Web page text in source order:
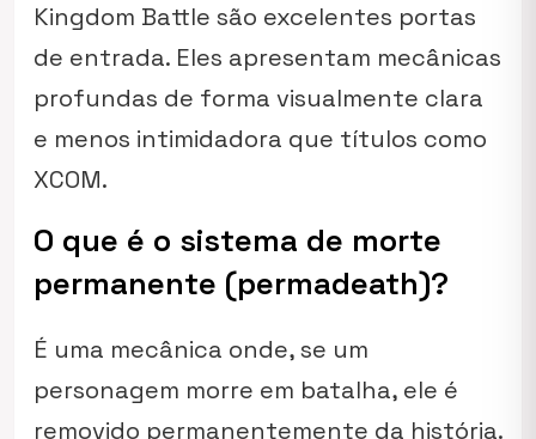
Kingdom Battle são excelentes portas
de entrada. Eles apresentam mecânicas
profundas de forma visualmente clara
e menos intimidadora que títulos como
XCOM.
O que é o sistema de morte
permanente (permadeath)?
É uma mecânica onde, se um
personagem morre em batalha, ele é
removido permanentemente da história.